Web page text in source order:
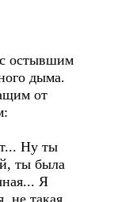
остывшим
дыма.
от
Ну ты
ты была
Я
не такая,